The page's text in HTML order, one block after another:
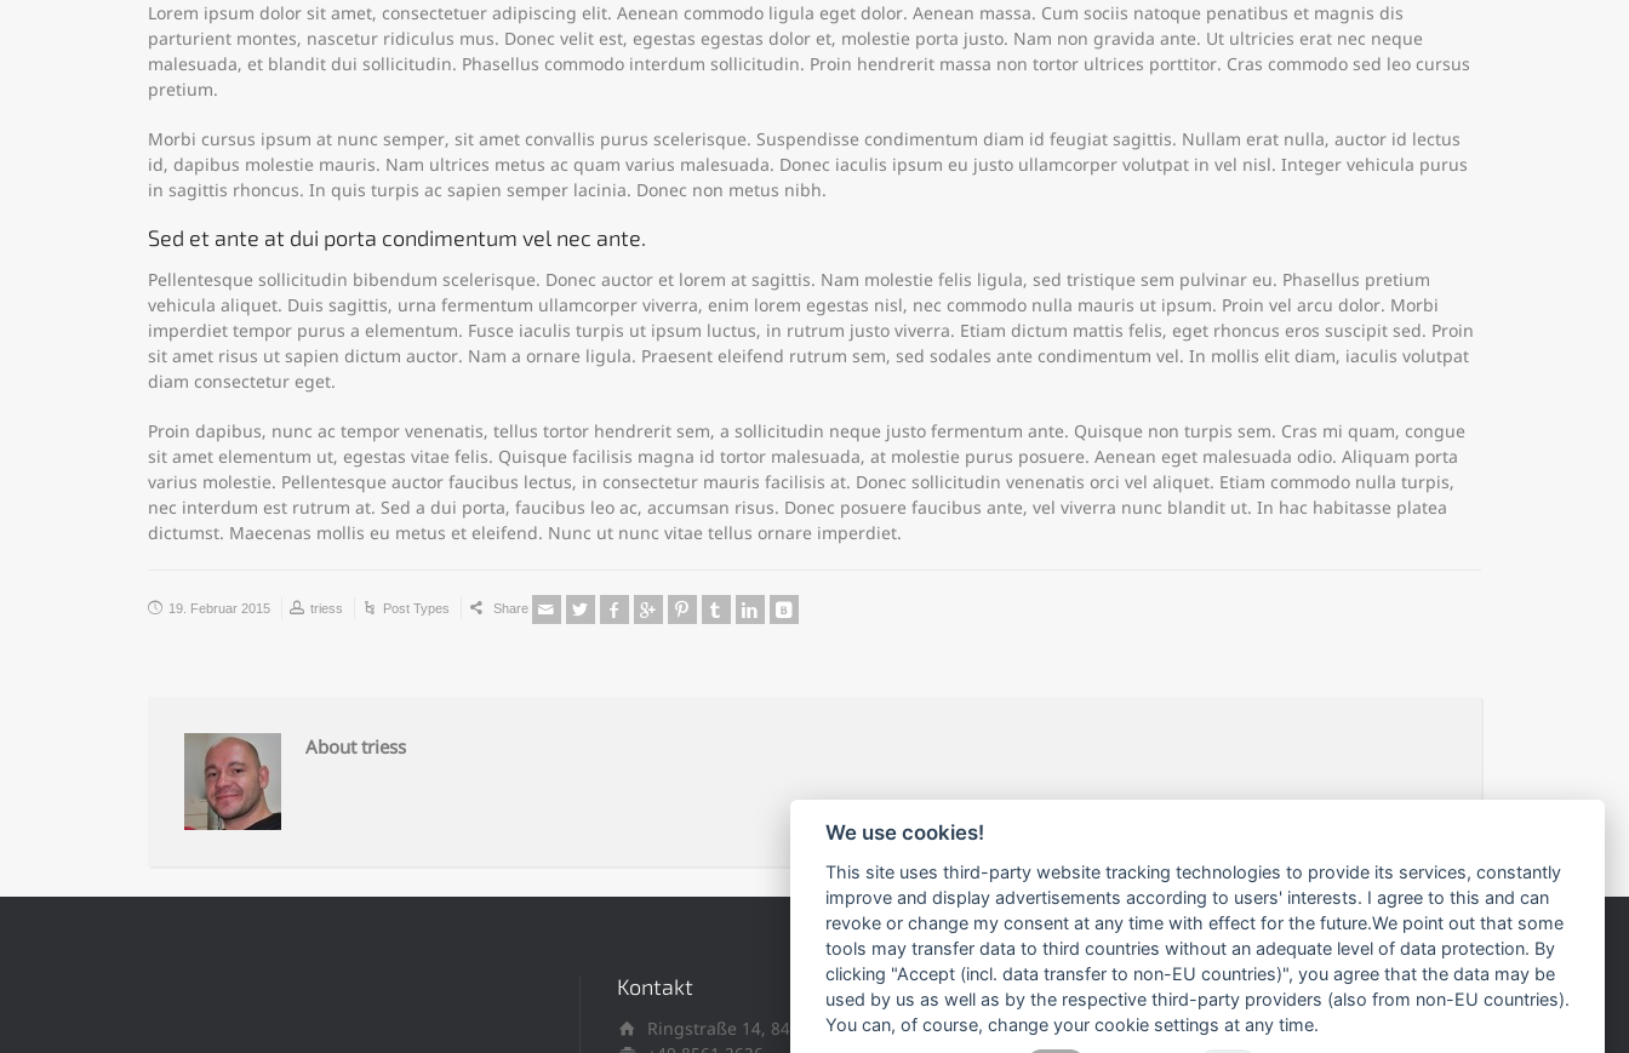
Lorem ipsum dolor sit amet, consectetuer adipiscing elit. Aenean commodo ligula eget dolor. Aenean massa. Cum sociis natoque penatibus et magnis dis
parturient montes, nascetur ridiculus mus. Donec velit est, egestas egestas dolor et, molestie porta justo. Nam non gravida ante. Ut ultricies erat nec neque
malesuada, et blandit dui sollicitudin. Phasellus commodo interdum sollicitudin. Proin hendrerit massa non tortor ultrices porttitor. Cras commodo sed leo cursus
pretium.
Morbi cursus ipsum at nunc semper, sit amet convallis purus scelerisque. Suspendisse condimentum diam id feugiat sagittis. Nullam erat nulla, auctor id lectus
id, dapibus molestie mauris. Nam ultrices metus ac quam varius malesuada. Donec iaculis ipsum eu justo ullamcorper volutpat in vel nisl. Integer vehicula purus
in sagittis rhoncus. In quis turpis ac sapien semper lacinia. Donec non metus nibh.
Sed et ante at dui porta condimentum vel nec ante.
Pellentesque sollicitudin bibendum scelerisque. Donec auctor et lorem at sagittis. Nam molestie felis ligula, sed tristique sem pulvinar eu. Phasellus pretium
vehicula aliquet. Duis sagittis, urna fermentum ullamcorper viverra, enim lorem egestas nisl, nec commodo nulla mauris ut ipsum. Proin vel arcu dolor. Morbi
imperdiet tempor purus a elementum. Fusce iaculis turpis ut ipsum luctus, in rutrum justo viverra. Etiam dictum mattis felis, eget rhoncus eros suscipit sed. Proin
sit amet risus ut sapien dictum auctor. Nam a ornare ligula. Praesent eleifend rutrum sem, sed sodales ante condimentum vel. In mollis elit diam, iaculis volutpat
diam consectetur eget.
Proin dapibus, nunc ac tempor venenatis, tellus tortor hendrerit sem, a sollicitudin neque justo fermentum ante. Quisque non turpis sem. Cras mi quam, congue
sit amet elementum ut, egestas vitae felis. Quisque facilisis magna id tortor malesuada, at molestie purus posuere. Aenean eget malesuada odio. Aliquam porta
varius molestie. Pellentesque auctor faucibus lectus, in consectetur mauris facilisis at. Donec sollicitudin venenatis orci vel aliquet. Etiam commodo nulla turpis,
nec interdum est rutrum at. Sed a dui porta, faucibus leo ac, accumsan risus. Donec posuere faucibus ante, vel viverra nunc blandit ut. In hac habitasse platea
dictumst. Maecenas mollis eu metus et eleifend. Nunc ut nunc vitae tellus ornare imperdiet.
19. Februar 2015 triess Post Types Share
About triess
Kontakt
Ringstraße 14, 84347 Pfarrkirchen
Rechtliche Hinweise
Impressum
We use cookies!
This site uses third-party website tracking technologies to provide its services, constantly
improve and display advertisements according to users' interests. I agree to this and can
revoke or change my consent at any time with effect for the future.We point out that some
tools may transfer data to third countries without an adequate level of data protection. By
clicking "Accept (incl. data transfer to non-EU countries)", you agree that the data may be
used by us as well as by the respective third-party providers (also from non-EU countries).
You can, of course, change your cookie settings at any time.